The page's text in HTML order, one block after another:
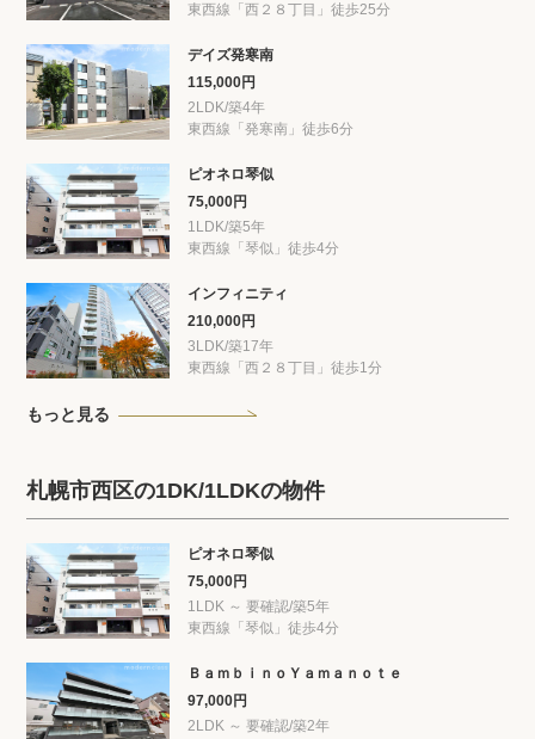
東西線「西２８丁目」徒歩25分
デイズ発寒南
115,000円
2LDK/築4年
東西線「発寒南」徒歩6分
ピオネロ琴似
75,000円
1LDK/築5年
東西線「琴似」徒歩4分
インフィニティ
210,000円
3LDK/築17年
東西線「西２８丁目」徒歩1分
もっと見る
札幌市西区の1DK/1LDKの物件
ピオネロ琴似
75,000円
1LDK ～ 要確認/築5年
東西線「琴似」徒歩4分
ＢａｍｂｉｎｏＹａｍａｎｏｔｅ
97,000円
2LDK ～ 要確認/築2年